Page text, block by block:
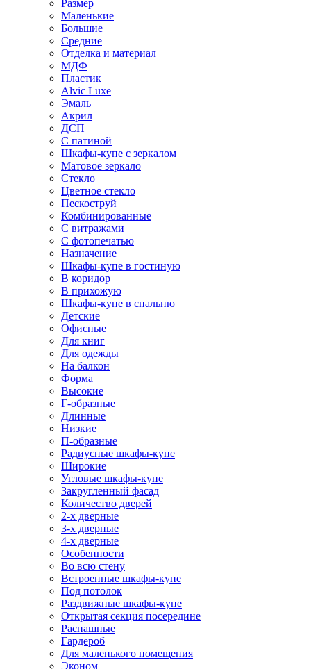
Размер
Маленькие
Большие
Средние
Отделка и материал
МДФ
Пластик
Alvic Luxe
Эмаль
Акрил
ДСП
С патиной
Шкафы-купе с зеркалом
Матовое зеркало
Стекло
Цветное стекло
Пескоструй
Комбинированные
С витражами
С фотопечатью
Назначение
Шкафы-купе в гостиную
В коридор
В прихожую
Шкафы-купе в спальню
Детские
Офисные
Для книг
Для одежды
На балкон
Форма
Высокие
Г-образные
Длинные
Низкие
П-образные
Радиусные шкафы-купе
Широкие
Угловые шкафы-купе
Закругленный фасад
Количество дверей
2-х дверные
3-х дверные
4-х дверные
Особенности
Во всю стену
Встроенные шкафы-купе
Под потолок
Раздвижные шкафы-купе
Открытая секция посередине
Распашные
Гардероб
Для маленького помещения
Эконом